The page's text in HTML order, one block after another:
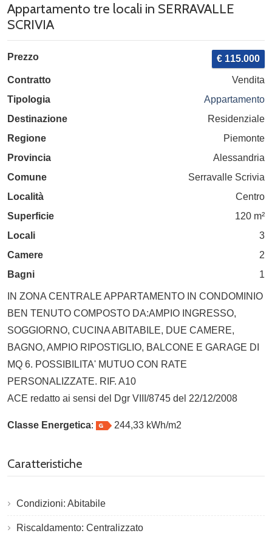
Appartamento tre locali in SERRAVALLE
SCRIVIA
Prezzo € 115.000
Contratto
Vendita
Tipologia
Appartamento
Destinazione
Residenziale
Regione
Piemonte
Provincia
Alessandria
Comune
Serravalle Scrivia
Località
Centro
Superficie
120 m²
Locali
3
Camere
2
Bagni
1
IN ZONA CENTRALE APPARTAMENTO IN CONDOMINIO
BEN TENUTO COMPOSTO DA:AMPIO INGRESSO,
SOGGIORNO, CUCINA ABITABILE, DUE CAMERE,
BAGNO, AMPIO RIPOSTIGLIO, BALCONE E GARAGE DI
MQ 6. POSSIBILITA' MUTUO CON RATE
PERSONALIZZATE. RIF. A10
ACE redatto ai sensi del Dgr VIII/8745 del 22/12/2008
Classe Energetica: 244,33 kWh/m2
Caratteristiche
Condizioni: Abitabile
Riscaldamento: Centralizzato